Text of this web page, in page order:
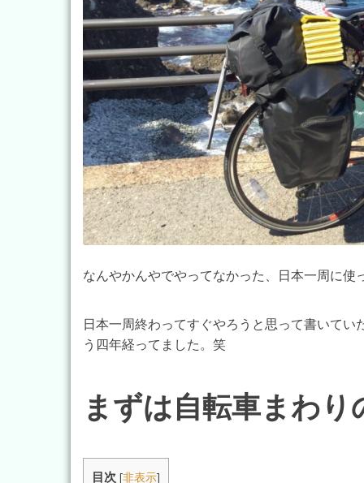
なんやかんやでやってなかった、日本一周に
日本一周終わってすぐやろうと思って書いて
う四年経ってました。笑
まずは自転車まわ
目次 [非表示]